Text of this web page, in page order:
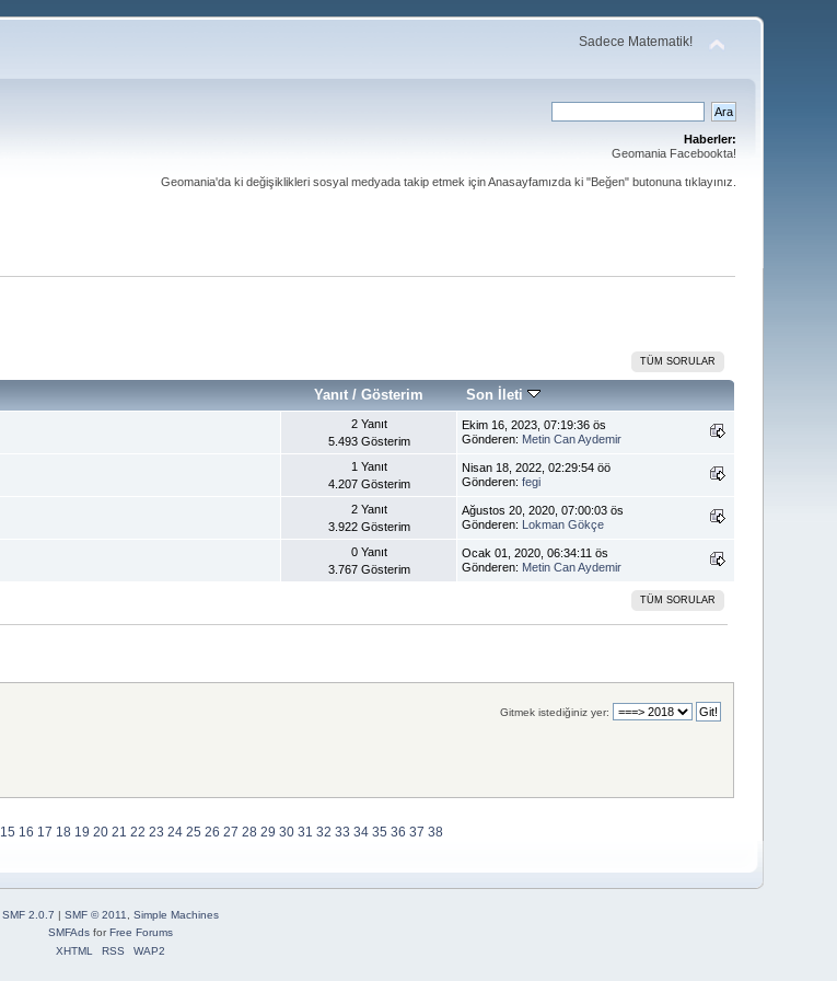
Sadece Matematik!
Haberler:
Geomania Facebookta!
Geomania'da ki değişiklikleri sosyal medyada takip etmek için Anasayfamızda ki "Beğen" butonuna tıklayınız.
TÜM SORULAR
Yanıt/ Gösterim Son İleti
2 Yanıt
5.493 Gösterim
Ekim 16, 2023, 07:19:36 ös
Gönderen: Metin Can Aydemir
1 Yanıt
4.207 Gösterim
Nisan 18, 2022, 02:29:54 öö
Gönderen:fegi
2 Yanıt
3.922 Gösterim
Ağustos 20, 2020, 07:00:03 ös
Gönderen: Lokman Gökçe
0 Yanıt
3.767 Gösterim
Ocak 01, 2020, 06:34:11 ös
Gönderen: Metin Can Aydemir
TÜM SORULAR
Gitmek istediğiniz yer:
15 16 17 18 19 20 21 22 23 24 25 26 27 28 29 30 31 32 33 34 35 36 37 38
SMF 2.0.7 | SMF © 2011
Simple Machines
SMFAdsforFree Forums
XHTML
RSS WAP2